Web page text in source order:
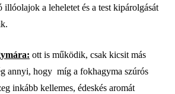
illóolajok a leheletet és a test kipárolgását
ott is működik, csak kicsit más
annyi, hogy míg a fokhagyma szúrós
inkább kellemes, édeskés aromát